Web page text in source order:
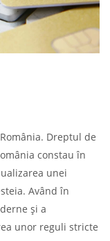
Dreptul de
constau în
unei
Având în
și a
unor reguli stricte